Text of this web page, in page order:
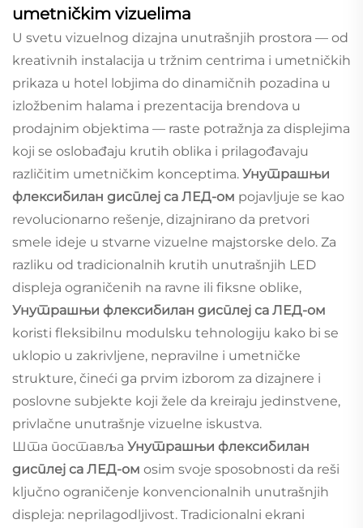
umetničkim vizuelima
U svetu vizuelnog dizajna unutrašnjih prostora — od
kreativnih instalacija u tržnim centrima i umetničkih
prikaza u hotel lobjima do dinamičnih pozadina u
izložbenim halama i prezentacija brendova u
prodajnim objektima — raste potražnja za displejima
koji se oslobađaju krutih oblika i prilagođavaju
različitim umetničkim konceptima. Унутрашњи
флексибилан дисплеј са ЛЕД-ом pojavljuje se kao
revolucionarno rešenje, dizajnirano da pretvori
smele ideje u stvarne vizuelne majstorske delo. Za
razliku od tradicionalnih krutih unutrašnjih LED
displeja ograničenih na ravne ili fiksne oblike,
Унутрашњи флексибилан дисплеј са ЛЕД-ом
koristi fleksibilnu modulsku tehnologiju kako bi se
uklopio u zakrivljene, nepravilne i umetničke
strukture, čineći ga prvim izborom za dizajnere i
poslovne subjekte koji žele da kreiraju jedinstvene,
privlačne unutrašnje vizuelne iskustva.
Шта поставља Унутрашњи флексибилан
дисплеј са ЛЕД-ом osim svoje sposobnosti da reši
ključno ograničenje konvencionalnih unutrašnjih
displeja: neprilagodljivost. Tradicionalni ekrani